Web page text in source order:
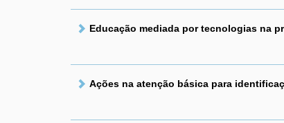
Educação mediada por tecnologias na
Ações na atenção básica para